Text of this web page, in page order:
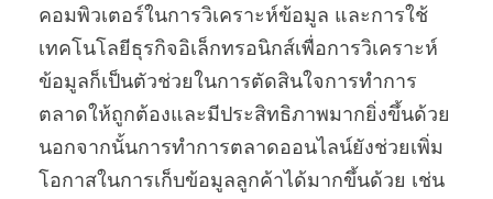
คอมพิวเตอร์ในการวิเคราะห์ข้อมูล และการใช้
เทคโนโลยีธุรกิจอิเล็กทรอนิกส์เพื่อการวิเคราะห์
ข้อมูลก็เป็นตัวช่วยในการตัดสินใจการทำการ
ตลาดให้ถูกต้องและมีประสิทธิภาพมากยิ่งขึ้นด้วย
นอกจากนั้นการทำการตลาดออนไลน์ยังช่วยเพิ่ม
โอกาสในการเก็บข้อมูลลูกค้าได้มากขึ้นด้วย เช่น